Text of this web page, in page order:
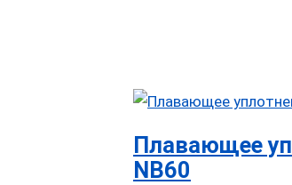
Плавающее
NB60